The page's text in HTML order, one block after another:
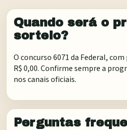
Quando será o
sorteio?
O concurso 6071 da Federal,
R$ 0,00. Confirme sempre a
nos canais oficiais.
Perguntas